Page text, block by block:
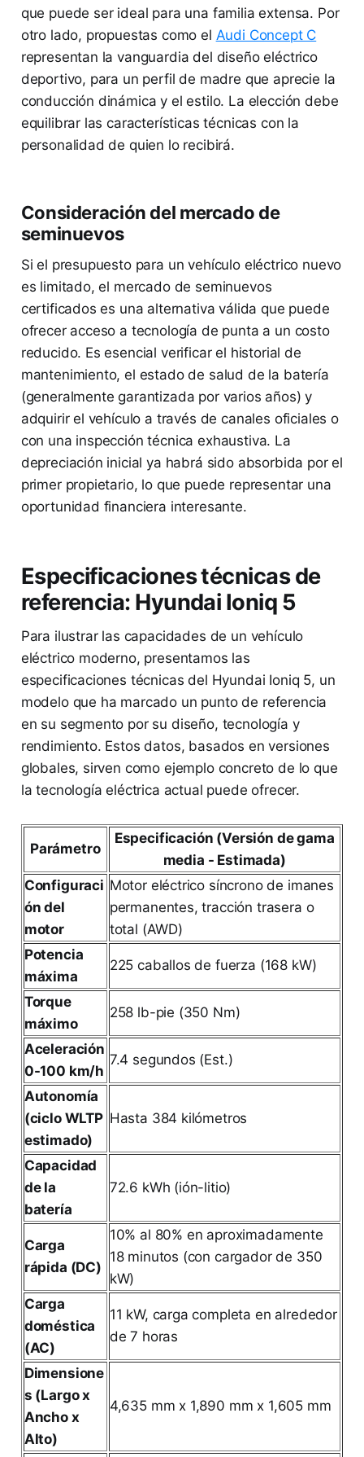
que puede ser ideal para una familia extensa. Por
otro lado, propuestas como el Audi Concept C
representan la vanguardia del diseño eléctrico
deportivo, para un perfil de madre que aprecie la
conducción dinámica y el estilo. La elección debe
equilibrar las características técnicas con la
personalidad de quien lo recibirá.
Consideración del mercado de
seminuevos
Si el presupuesto para un vehículo eléctrico nuevo
es limitado, el mercado de seminuevos
certificados es una alternativa válida que puede
ofrecer acceso a tecnología de punta a un costo
reducido. Es esencial verificar el historial de
mantenimiento, el estado de salud de la batería
(generalmente garantizada por varios años) y
adquirir el vehículo a través de canales oficiales o
con una inspección técnica exhaustiva. La
depreciación inicial ya habrá sido absorbida por el
primer propietario, lo que puede representar una
oportunidad financiera interesante.
Especificaciones técnicas de
referencia: Hyundai Ioniq 5
Para ilustrar las capacidades de un vehículo
eléctrico moderno, presentamos las
especificaciones técnicas del Hyundai Ioniq 5, un
modelo que ha marcado un punto de referencia
en su segmento por su diseño, tecnología y
rendimiento. Estos datos, basados en versiones
globales, sirven como ejemplo concreto de lo que
la tecnología eléctrica actual puede ofrecer.
Parámetro
Especificación (Versión de gama
media - Estimada)
Configuraci
ón del
motor
Motor eléctrico síncrono de imanes
permanentes, tracción trasera o
total (AWD)
Potencia
máxima
225 caballos de fuerza (168 kW)
Torque
máximo
258 lb-pie (350 Nm)
Aceleración
0-100 km/h
7.4 segundos (Est.)
Autonomía
(ciclo WLTP
estimado)
Hasta 384 kilómetros
Capacidad
de la
batería
72.6 kWh (ión-litio)
Carga
rápida (DC)
10% al 80% en aproximadamente
18 minutos (con cargador de 350
kW)
Carga
doméstica
(AC)
11 kW, carga completa en alrededor
de 7 horas
Dimensione
s (Largo x
Ancho x
Alto)
4,635 mm x 1,890 mm x 1,605 mm